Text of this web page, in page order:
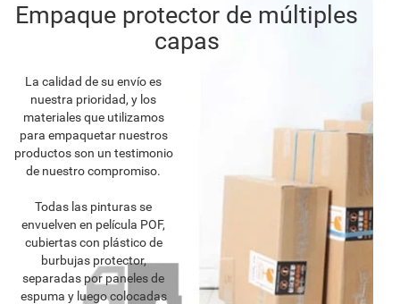
Empaque protector de múltiples
capas
La calidad de su envío es
nuestra prioridad, y los
materiales que utilizamos
para empaquetar nuestros
productos son un testimonio
de nuestro compromiso.
Todas las pinturas se
envuelven en película POF,
cubiertas con plástico de
burbujas protector,
separadas por paneles de
espuma y luego colocadas